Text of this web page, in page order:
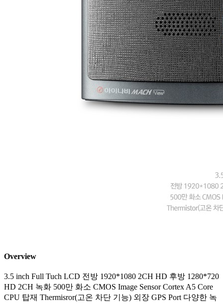
Overview
3.5 inch Full Tuch LCD 전방 1920*1080 2CH HD 후방 1280*720
HD 2CH 녹화 500만 화소 CMOS Image Sensor Cortex A5 Core
CPU 탑재 Thermisror(고온 차단 기능) 외장 GPS Port 다양한 녹